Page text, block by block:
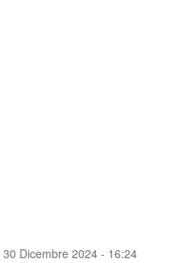
30 Dicembre 2024 - 16:24